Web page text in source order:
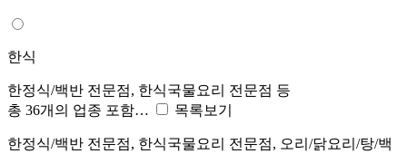
한식
한정식/백반 전문점, 한식국물요리 전문점 등
총 36개의 업종 포함…
목록보기
한정식/백반 전문점, 한식국물요리 전문점, 오리/닭요리/탕/백